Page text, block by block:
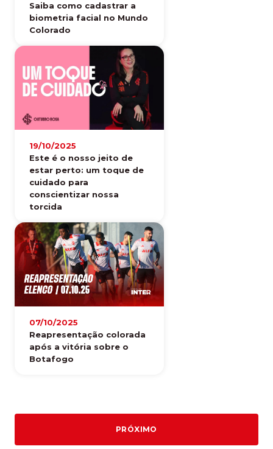
Saiba como cadastrar a
biometria facial no Mundo
Colorado
19/10/2025
Este é o nosso jeito de
estar perto: um toque de
cuidado para
conscientizar nossa
torcida
07/10/2025
Reapresentação colorada
após a vitória sobre o
Botafogo
PRÓXIMO